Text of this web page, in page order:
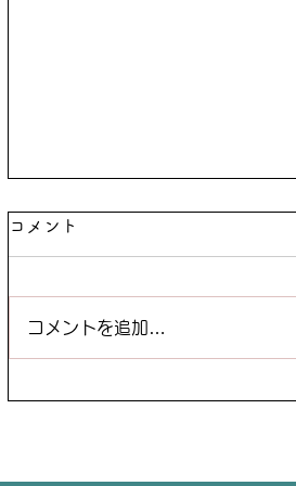
暑い夏にはやっぱりこれ！カ
コメント
コメントを追加…